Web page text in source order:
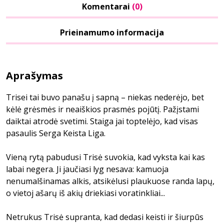
Komentarai (0)
Prieinamumo informacija
Aprašymas
Trisei tai buvo panašu į sapną – niekas nederėjo, bet
kėlė grėsmės ir neaiškios prasmės pojūtį. Pažįstami
daiktai atrodė svetimi. Staiga jai toptelėjo, kad visas
pasaulis Serga Keista Liga.
Vieną rytą pabudusi Trisė suvokia, kad vyksta kai kas
labai negera. Ji jaučiasi lyg nesava: kamuoja
nenumalšinamas alkis, atsikėlusi plaukuose randa lapų,
o vietoj ašarų iš akių driekiasi voratinkliai...
Netrukus Trisė supranta, kad dedasi keisti ir šiurpūs